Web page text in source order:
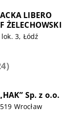
LIBERO
ŻELECHOWSKI
3, Łódź
Sp. z o.o.
Wrocław